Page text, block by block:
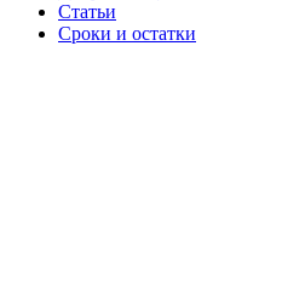
Статьи
Сроки и остатки